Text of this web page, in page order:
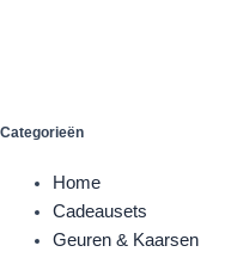
Categorieën
Home
Cadeausets
Geuren & Kaarsen